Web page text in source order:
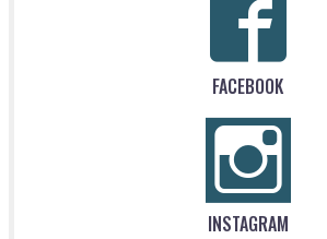
FACEBOOK
INSTAGRAM